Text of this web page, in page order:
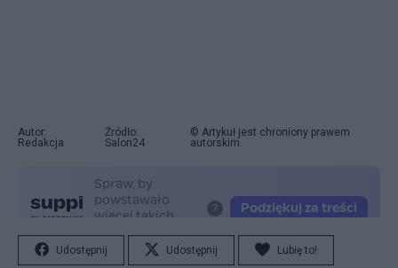
Autor:
Redakcja
Źródło:
Salon24
© Artykuł jest chroniony prawem
autorskim.
Udostępnij Udostępnij Lubię to!